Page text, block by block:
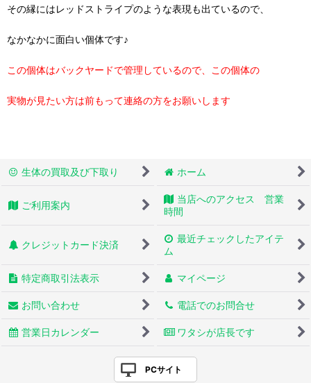
その縁にはレッドストライプのような表現も出ているので、
なかなかに面白い個体です♪
この個体はバックヤードで管理しているので、この個体の
実物が見たい方は前もって連絡の方をお願いします
生体の買取及び下取り ホーム
ご利用案内
当店へのアクセス 営業
時間
クレジットカード決済
最近チェックしたアイテ
ム
特定商取引法表示 マイページ
お問い合わせ 電話でのお問合せ
営業日カレンダー ワタシが店長です
PCサイト